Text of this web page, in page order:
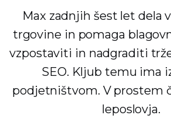
Max zadnjih šest let dela
trgovine in pomaga
vzpostaviti in nadgraditi
SEO. Kljub temu ima
podjetništvom. V prostem
leposlovja.